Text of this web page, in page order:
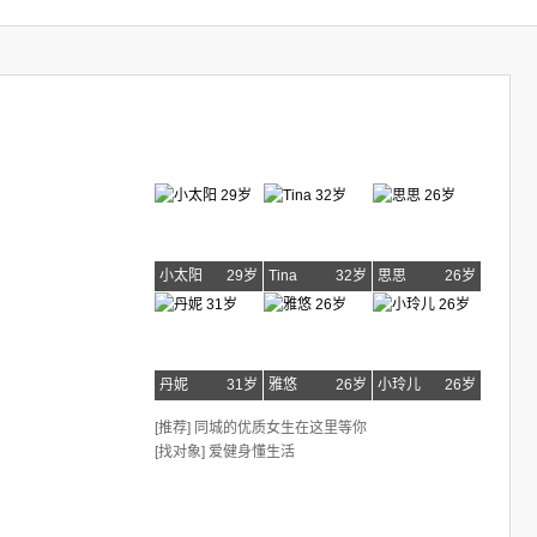
小太阳 29岁 Tina 32岁 思思 26岁
丹妮 31岁 雅悠 26岁 小玲儿 26岁
[推荐] 同城的优质女生在这里等你
[找对象] 爱健身懂生活